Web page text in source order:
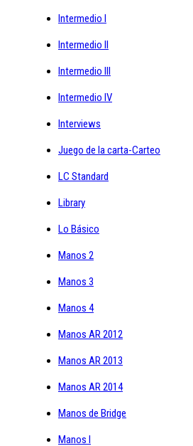
Intermedio I
Intermedio II
Intermedio III
Intermedio IV
Interviews
Juego de la carta-Carteo
LC Standard
Library
Lo Básico
Manos 2
Manos 3
Manos 4
Manos AR 2012
Manos AR 2013
Manos AR 2014
Manos de Bridge
Manos I